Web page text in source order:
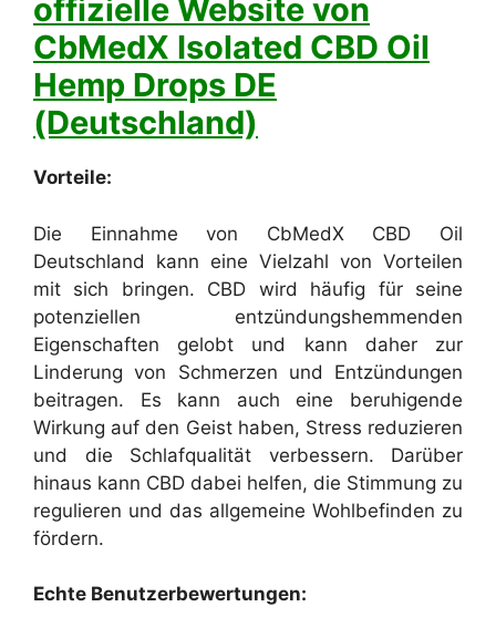
offizielle Website von
CbMedX Isolated CBD Oil
Hemp Drops DE
(Deutschland)
Vorteile:
Die Einnahme von CbMedX CBD Oil
Deutschland kann eine Vielzahl von Vorteilen
mit sich bringen. CBD wird häufig für seine
potenziellen entzündungshemmenden
Eigenschaften gelobt und kann daher zur
Linderung von Schmerzen und Entzündungen
beitragen. Es kann auch eine beruhigende
Wirkung auf den Geist haben, Stress reduzieren
und die Schlafqualität verbessern. Darüber
hinaus kann CBD dabei helfen, die Stimmung zu
regulieren und das allgemeine Wohlbefinden zu
fördern.
Echte Benutzerbewertungen: